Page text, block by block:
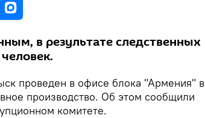
в результате следственных
проведен в офисе блока "Армения" в
производство. Об этом сообщили
комитете.